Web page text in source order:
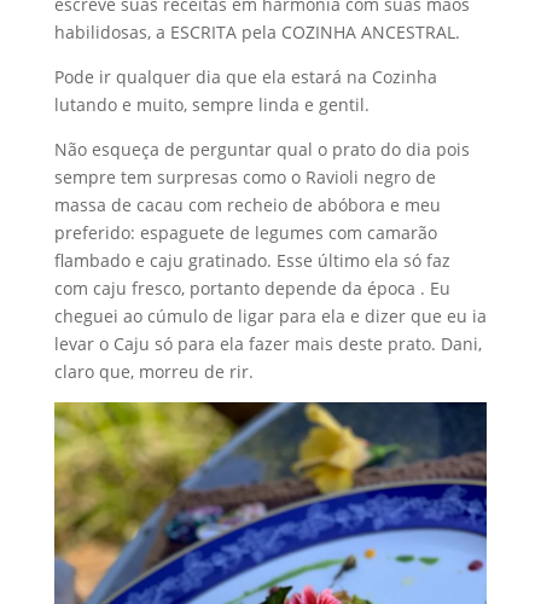
habilidosas, a ESCRITA pela COZINHA ANCESTRAL.
Pode ir qualquer dia que ela estará na Cozinha
lutando e muito, sempre linda e gentil.
Não esqueça de perguntar qual o prato do dia pois
sempre tem surpresas como o Ravioli negro de
massa de cacau com recheio de abóbora e meu
preferido: espaguete de legumes com camarão
flambado e caju gratinado. Esse último ela só faz
com caju fresco, portanto depende da época . Eu
cheguei ao cúmulo de ligar para ela e dizer que eu ia
levar o Caju só para ela fazer mais deste prato. Dani,
claro que, morreu de rir.